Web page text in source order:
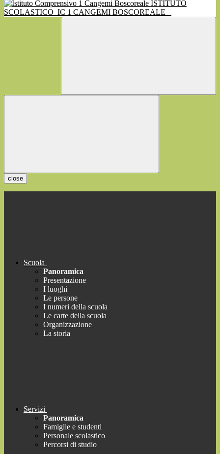
ISTITUTO
SCOLASTICO IC 1 CANGEMI BOSCOREALE
close
Scuola
Panoramica
Presentazione
I luoghi
Le persone
I numeri della scuola
Le carte della scuola
Organizzazione
La storia
Servizi
Panoramica
Famiglie e studenti
Personale scolastico
Percorsi di studio